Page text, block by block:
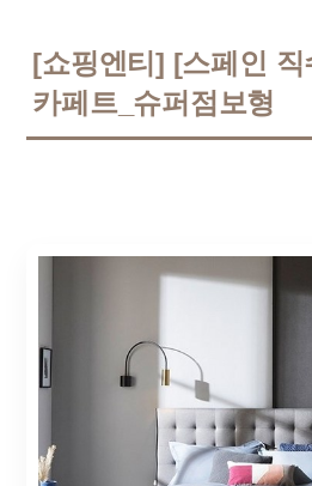
[쇼핑엔티] [스페인
카페트_슈퍼점보형